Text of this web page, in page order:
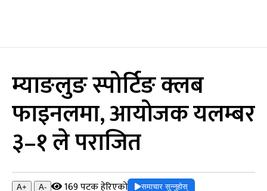
म्याङलुङ स्पोर्टिङ क्लब
फाइनलमा, आयोजक यलम्बर
३–१ ले पराजित
A+ A- 169 पटक हेरिएको समाचार सुन्नुहोस्